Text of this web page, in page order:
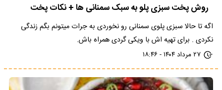
روش پخت سبزی پلو به سبک سمنانی ها + نکات پخت
اگه تا حالا سبزی پلوی سمنانی رو نخوردی به جرات میتونم بگم زندگی
نکردی . برای تهیه اش با ویکی گردی همراه باش.
۲۷ مرداد ۱۴۰۴ - ۱۸:۴۶